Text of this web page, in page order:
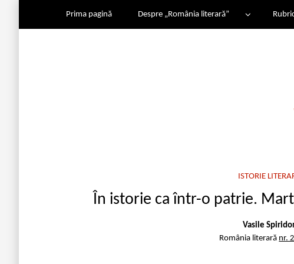
Prima pagină Despre „România literară”
ISTORIE
În istorie ca într-o patrie.
Vasile
România literară nr.